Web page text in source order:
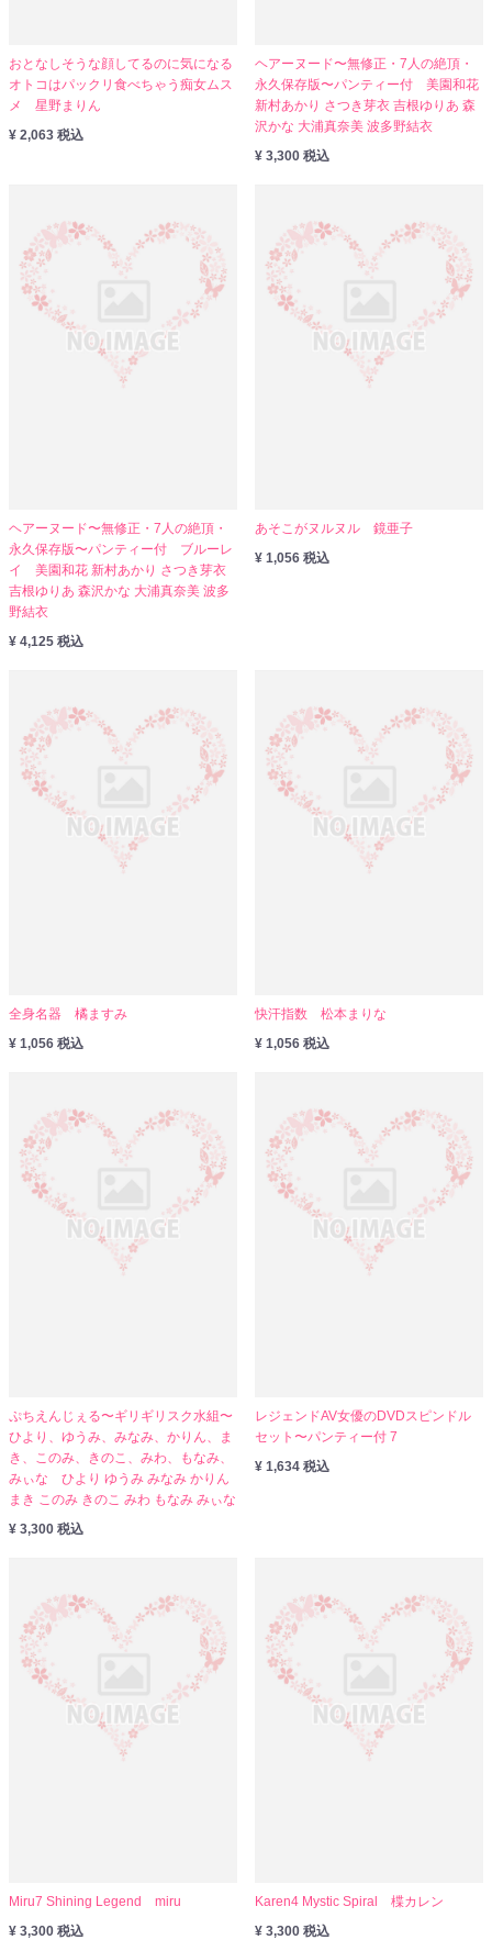
おとなしそうな顔してるのに気になる
オトコはパックリ食べちゃう痴女ムス
メ 星野まりん
¥ 2,063 税込
ヘアーヌード〜無修正・7人の絶頂・
永久保存版〜パンティー付 美園和花
新村あかり さつき芽衣 吉根ゆりあ 森
沢かな 大浦真奈美 波多野結衣
¥ 3,300 税込
ヘアーヌード〜無修正・7人の絶頂・
永久保存版〜パンティー付 ブルーレ
イ 美園和花 新村あかり さつき芽衣
吉根ゆりあ 森沢かな 大浦真奈美 波多
野結衣
¥ 4,125 税込
あそこがヌルヌル 鏡亜子
¥ 1,056 税込
全身名器 橘ますみ
¥ 1,056 税込
快汗指数 松本まりな
¥ 1,056 税込
ぷちえんじぇる〜ギリギリスク水組〜
ひより、ゆうみ、みなみ、かりん、ま
き、このみ、きのこ、みわ、もなみ、
みぃな ひより ゆうみ みなみ かりん
まき このみ きのこ みわ もなみ みぃな
¥ 3,300 税込
レジェンドAV女優のDVDスピンドル
セット〜パンティー付 7
¥ 1,634 税込
Miru7 Shining Legend miru
¥ 3,300 税込
Karen4 Mystic Spiral 楪カレン
¥ 3,300 税込